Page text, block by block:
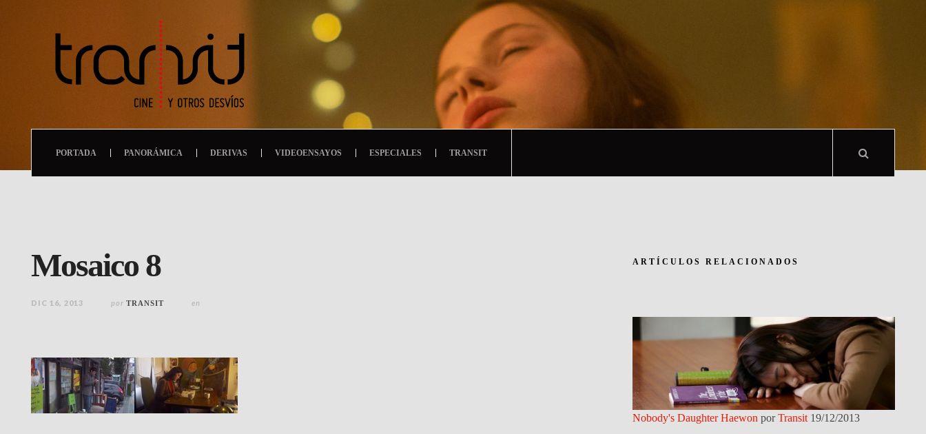
PORTADA PANORÁMICA DERIVAS VIDEOENSAYOS ESPECIALES TRANSIT
Mosaico 8
DIC 16, 2013 por TRANSIT en
ARTÍCULOS RELACIONADOS
Nobody's Daughter Haewon porTransit 19/12/2013